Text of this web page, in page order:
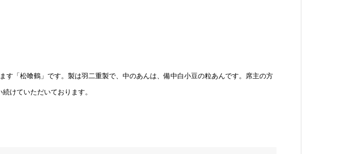
「松喰鶴」です。製は羽二重製で、中のあんは、備中白小豆の粒あんです。席主の方
けていただいております。